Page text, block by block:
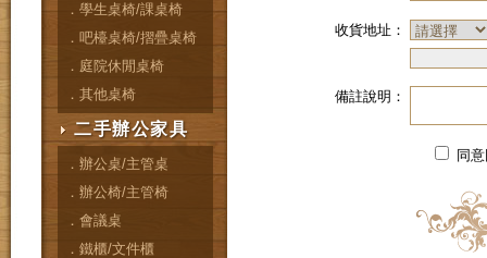
．學生桌椅/課桌椅
．吧檯桌椅/摺疊桌椅
．庭院休閒桌椅
．其他桌椅
二手辦公家具
．辦公桌/主管桌
．辦公椅/主管椅
．會議桌
．鐵櫃/文件櫃
收貨地址：
備註說明：
同